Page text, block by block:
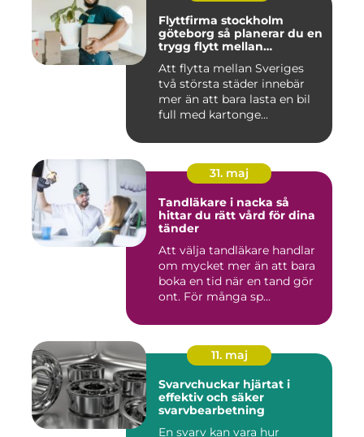
Flyttfirma stockholm
göteborg så planerar du en
trygg flytt mellan
Att flytta mellan Sveriges
två största städer innebär
mer än att bara lasta en bil
full med kartonge...
31. maj
Tandläkare i nacka så
hittar du rätt vård för dina
tänder
Att välja tandläkare handlar
om mycket mer än att bara
boka en tid när en tand gör
ont. För många sp...
11. maj
Svarvchuckar hjärtat i
effektiv och säker
svarvbearbetning
En svarv kan vara hur